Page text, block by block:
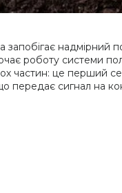
запобігає надмірний
роботу системи
частин: це перший
передає сигнал на